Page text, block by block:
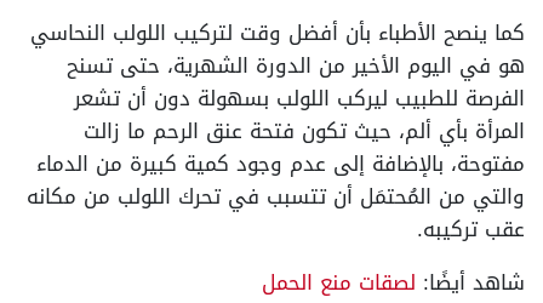
كما ينصح الأطباء بأن أفضل وقت لتركيب اللولب النحاسي
هو في اليوم الأخير من الدورة الشهرية، حتى تسنح
الفرصة للطبيب ليركب اللولب بسهولة دون أن تشعر
المرأة بأي ألم، حيث تكون فتحة عنق الرحم ما زالت
مفتوحة، بالإضافة إلى عدم وجود كمية كبيرة من الدماء
والتي من المُحتمَل أن تتسبب في تحرك اللولب من مكانه
عقب تركيبه.
شاهد أيضًا: لصقات منع الحمل